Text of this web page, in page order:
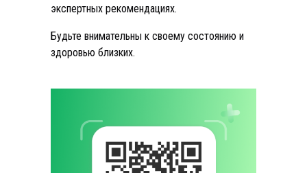
экспертных рекомендациях.
Будьте внимательны к своему состоянию и
здоровью близких.